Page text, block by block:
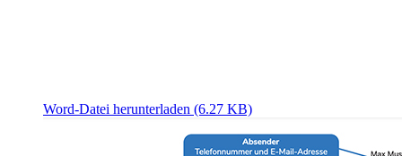
Word-Datei herunterladen (6.27 KB)